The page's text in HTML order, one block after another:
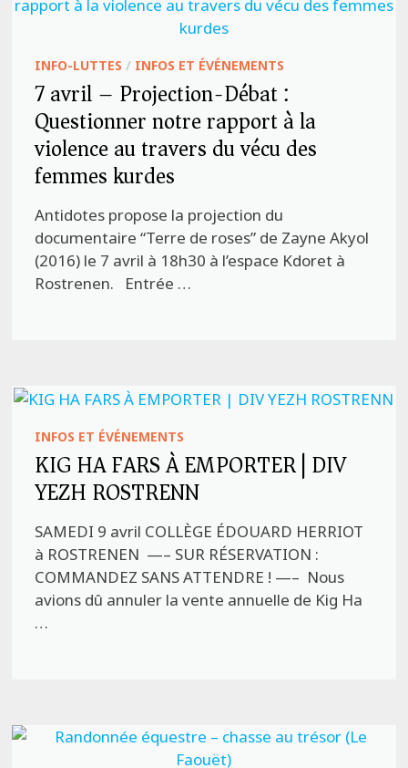
INFO-LUTTES / INFOS ET ÉVÉNEMENTS
7 avril – Projection-Débat :
Questionner notre rapport à la
violence au travers du vécu des
femmes kurdes
Antidotes propose la projection du
documentaire “Terre de roses” de Zayne Akyol
(2016) le 7 avril à 18h30 à l’espace Kdoret à
Rostrenen. Entrée …
INFOS ET ÉVÉNEMENTS
KIG HA FARS À EMPORTER | ​DIV
YEZH ROSTRENN
SAMEDI 9 avril COLLÈGE ÉDOUARD HERRIOT
à ROSTRENEN —– SUR RÉSERVATION :
COMMANDEZ SANS ATTENDRE ! —– Nous
avions dû annuler la vente annuelle de Kig Ha
…